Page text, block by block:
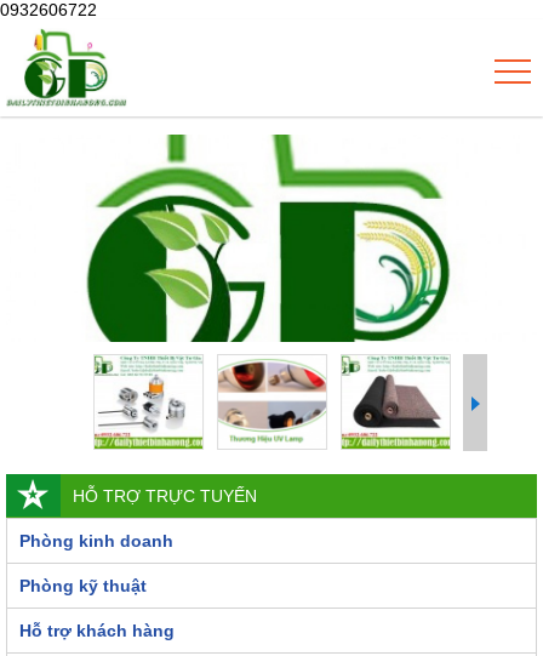
0932606722
HỖ TRỢ TRỰC TUYẾN
Phòng kinh doanh
Phòng kỹ thuật
Hỗ trợ khách hàng